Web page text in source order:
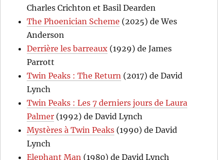
Charles Crichton et Basil Dearden
The Phoenician Scheme (2025) de Wes
Anderson
Derrière les barreaux (1929) de James
Parrott
Twin Peaks : The Return (2017) de David
Lynch
Twin Peaks : Les 7 derniers jours de Laura
Palmer (1992) de David Lynch
Mystères à Twin Peaks (1990) de David
Lynch
Elephant Man (1980) de David Lynch